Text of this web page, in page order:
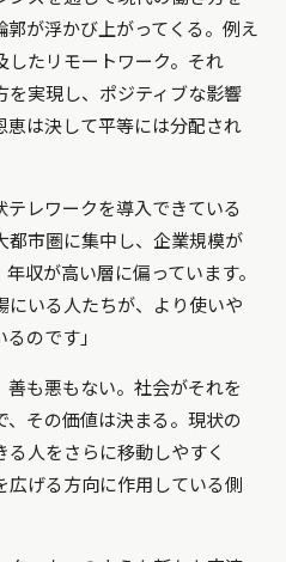
郭が浮かび上がってくる。例え
したリモートワーク。それ
を実現し、ポジティブな影響
恵は決して平等には分配され
テレワークを導入できている
都市圏に集中し、企業規模が
収が高い層に偏っています。
にいる人たちが、より使いや
のです」
も悪もない。社会がそれを
、その価値は決まる。現状の
る人をさらに移動しやすく
広げる方向に作用している側